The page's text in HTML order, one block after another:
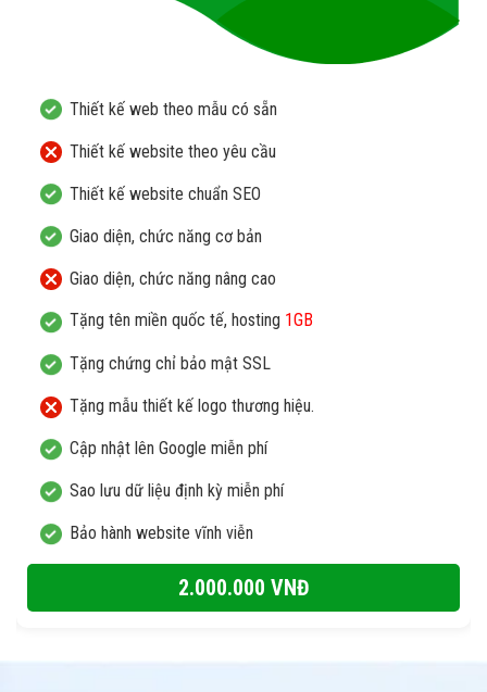
Thiết kế web theo mẫu có sẵn
Thiết kế website theo yêu cầu
Thiết kế website chuẩn SEO
Giao diện, chức năng cơ bản
Giao diện, chức năng nâng cao
Tặng tên miền quốc tế, hosting2GB
Tặng chứng chỉ bảo mật SSL
Tặng mẫu thiết kế logo thương hiệu.
Cập nhật lên Google miễn phí
Sao lưu dữ liệu định kỳ miễn phí
Bảo hành website vĩnh viễn
3.900.000 VNĐ